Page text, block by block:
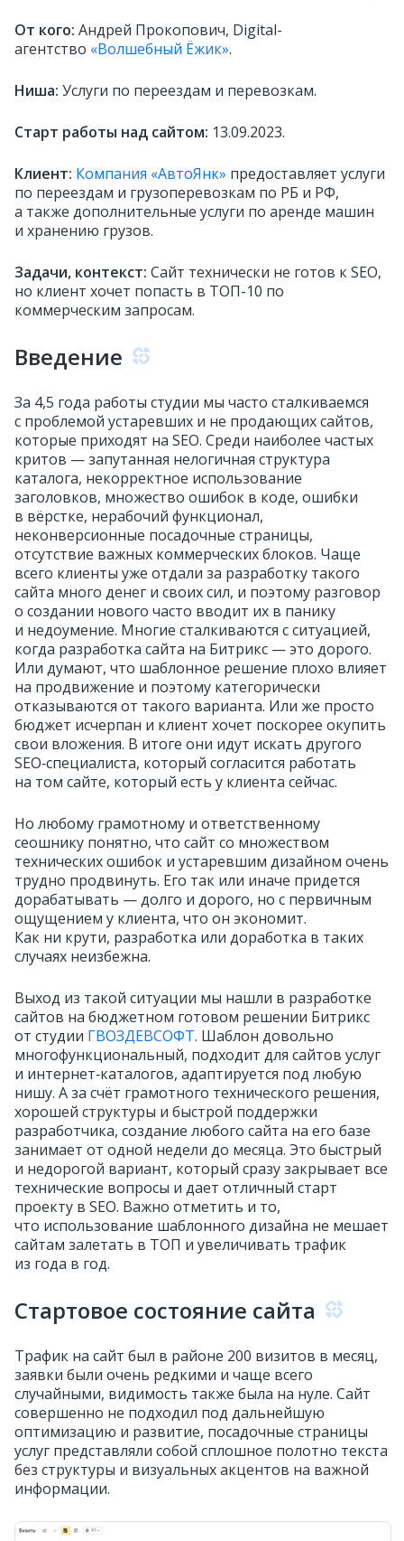
От кого: Андрей Прокопович, Digital-
агентство «Волшебный Ёжик».
Ниша: Услуги по переездам и перевозкам.
Старт работы над сайтом: 13.09.2023.
Клиент: Компания «АвтоЯнк» предоставляет услуги
по переездам и грузоперевозкам по РБ и РФ,
а также дополнительные услуги по аренде машин
и хранению грузов.
Задачи, контекст: Сайт технически не готов к SEO,
но клиент хочет попасть в ТОП-10 по
коммерческим запросам.
Введение
За 4,5 года работы студии мы часто сталкиваемся
с проблемой устаревших и не продающих сайтов,
которые приходят на SEO. Среди наиболее частых
критов — запутанная нелогичная структура
каталога, некорректное использование
заголовков, множество ошибок в коде, ошибки
в вёрстке, нерабочий функционал,
неконверсионные посадочные страницы,
отсутствие важных коммерческих блоков. Чаще
всего клиенты уже отдали за разработку такого
сайта много денег и своих сил, и поэтому разговор
о создании нового часто вводит их в панику
и недоумение. Многие сталкиваются с ситуацией,
когда разработка сайта на Битрикс — это дорого.
Или думают, что шаблонное решение плохо влияет
на продвижение и поэтому категорически
отказываются от такого варианта. Или же просто
бюджет исчерпан и клиент хочет поскорее окупить
свои вложения. В итоге они идут искать другого
SEO‑специалиста, который согласится работать
на том сайте, который есть у клиента сейчас.
Но любому грамотному и ответственному
сеошнику понятно, что сайт со множеством
технических ошибок и устаревшим дизайном очень
трудно продвинуть. Его так или иначе придется
дорабатывать — долго и дорого, но с первичным
ощущением у клиента, что он экономит.
Как ни крути, разработка или доработка в таких
случаях неизбежна.
Выход из такой ситуации мы нашли в разработке
сайтов на бюджетном готовом решении Битрикс
от студии ГВОЗДЕВСОФТ. Шаблон довольно
многофункциональный, подходит для сайтов услуг
и интернет‑каталогов, адаптируется под любую
нишу. А за счёт грамотного технического решения,
хорошей структуры и быстрой поддержки
разработчика, создание любого сайта на его базе
занимает от одной недели до месяца. Это быстрый
и недорогой вариант, который сразу закрывает все
технические вопросы и дает отличный старт
проекту в SEO. Важно отметить и то,
что использование шаблонного дизайна не мешает
сайтам залетать в ТОП и увеличивать трафик
из года в год.
Стартовое состояние сайта
Трафик на сайт был в районе 200 визитов в месяц,
заявки были очень редкими и чаще всего
случайными, видимость также была на нуле. Сайт
совершенно не подходил под дальнейшую
оптимизацию и развитие, посадочные страницы
услуг представляли собой сплошное полотно текста
без структуры и визуальных акцентов на важной
информации.